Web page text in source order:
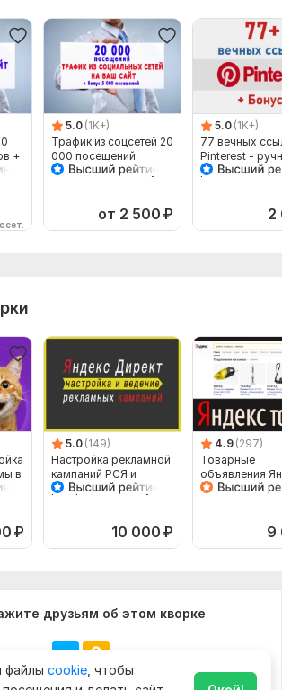
+
5.0 (1K+)
Трафик из соцсетей 20
000 посещений
Вашего сайта+бонус 5
от 2 500 ₽
5.0 (1K+)
77 вечных
Pinterest -
размещение +
2
в
₽
5.0 (149)
Настройка рекламной
кампаний РСЯ и
ретаргетинга. Услуги
10 000 ₽
4.9 (297)
Товарные
объявления
динамические
9
друзьям об этом кворке
файлы cookie , чтобы